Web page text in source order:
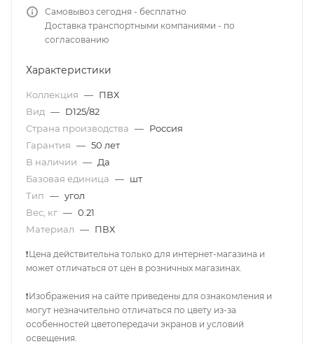
Самовывоз сегодня - бесплатно
Доставка транспортными компаниями - по
согласованию
Характеристики
Коллекция — ПВХ
Вид — D125/82
Страна производства — Россия
Гарантия — 50 лет
В наличии — Да
Базовая единица — шт
Тип — угол
Вес, кг — 0.21
Материал — ПВХ
❗Цена действительна только для интернет-магазина и
может отличаться от цен в розничных магазинах.
❗Изображения на сайте приведены для ознакомления и
могут незначительно отличаться по цвету из-за
особенностей цветопередачи экранов и условий
освещения.